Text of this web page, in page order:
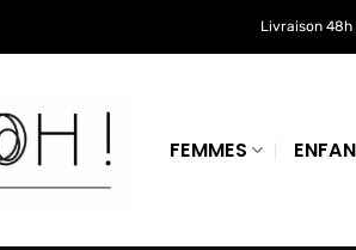
Livraison
FEMMES